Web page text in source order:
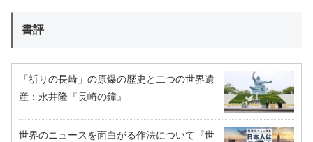
書評
「祈りの長崎」の原爆の歴史と二つの世界遺
産：永井隆『長崎の鐘』
世界のニュースを面白がる作法について『世